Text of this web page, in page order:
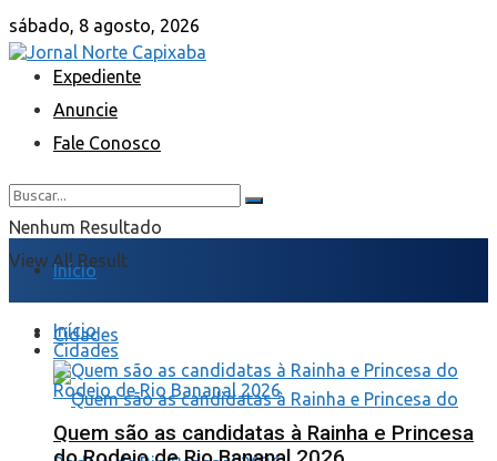
sábado, 8 agosto, 2026
Expediente
Anuncie
Fale Conosco
Nenhum Resultado
View All Result
Início
Cidades
Início
Cidades
Quem são as candidatas à Rainha e Princesa